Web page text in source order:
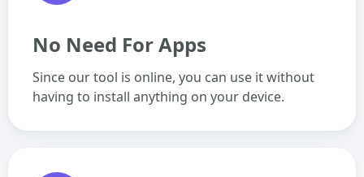
No Need For Apps
Since our tool is online, you can use it without
having to install anything on your device.